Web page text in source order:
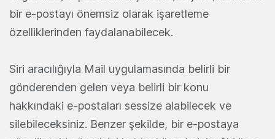
bir e-postayı önemsiz olarak işaretleme
özelliklerinden faydalanabilecek.
Siri aracılığıyla Mail uygulamasında belirli bir
gönderenden gelen veya belirli bir konu
hakkındaki e-postaları sessize alabilecek ve
silebileceksiniz. Benzer şekilde, bir e-postaya